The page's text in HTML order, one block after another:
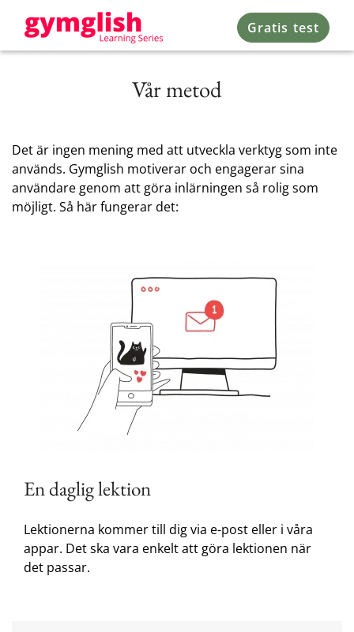
Gratis test
Vår metod
Det är ingen mening med att utveckla verktyg som inte
används. Gymglish motiverar och engagerar sina
användare genom att göra inlärningen så rolig som
möjligt. Så här fungerar det:
En daglig lektion
Lektionerna kommer till dig via e-post eller i våra
appar. Det ska vara enkelt att göra lektionen när
det passar.